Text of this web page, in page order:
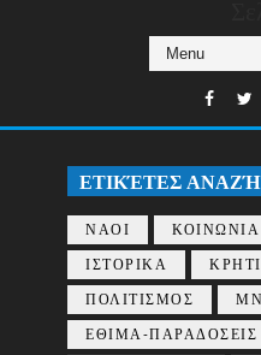
ΕΤΙΚΈΤΕΣ
ΝΑΟΙ ΚΟΙΝΩΝΙΑ
ΙΣΤΟΡΙΚΑ
ΠΟΛΙΤΙΣΜΟΣ
ΕΘΙΜΑ-ΠΑΡΑΔΟΣΕΙΣ